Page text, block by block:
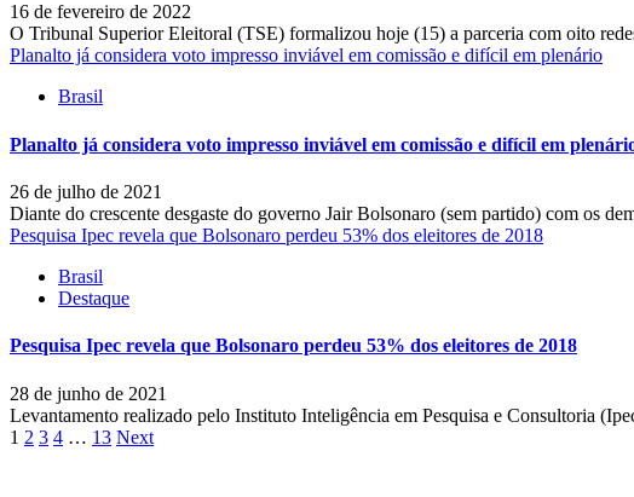
16 de fevereiro de 2022
O Tribunal Superior Eleitoral (TSE) formalizou hoje (15) a parceria com oito
Planalto já considera voto impresso inviável em comissão e difícil em plenário
Brasil
Planalto já considera voto impresso inviável em comissão e difícil em
26 de julho de 2021
Diante do crescente desgaste do governo Jair Bolsonaro (sem partido) com os
Pesquisa Ipec revela que Bolsonaro perdeu 53% dos eleitores de 2018
Brasil
Destaque
Pesquisa Ipec revela que Bolsonaro perdeu 53% dos eleitores de 2018
28 de junho de 2021
Levantamento realizado pelo Instituto Inteligência em Pesquisa e Consultoria
Paginação
1 2 3 4 … 13 Next